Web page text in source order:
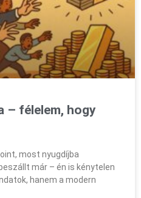
– félelem, hogy
most nyugdíjba
már – én is kénytelen
hanem a modern